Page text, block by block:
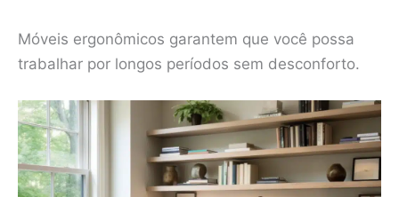
Móveis ergonômicos garantem que você possa
trabalhar por longos períodos sem desconforto.